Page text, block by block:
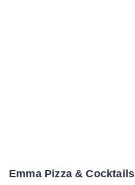
Emma Pizza & Cocktails